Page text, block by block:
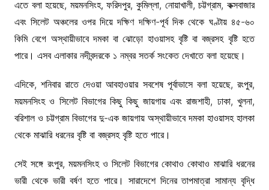
এতে বলা হয়েছে, ময়মনসিংহ, ফরিদপুর, কুমিল্লা, নোয়াখালী, চট্টগ্রাম, কক্সবাজার
এবং সিলেট অঞ্চলের ওপর দিয়ে দক্ষিণ দক্ষিণ-পূর্ব দিক থেকে ঘণ্টায় ৪৫-৬০
কিমি বেগে অস্থায়ীভাবে দমকা বা ঝোড়ো হাওয়াসহ বৃষ্টি বা বজ্রসহ বৃষ্টি হতে
পারে। এসব এলাকার নদীবন্দরকে ১ নম্বর সতর্ক সংকেত দেখাতে বলা হয়েছে।
এদিকে, শনিবার রাতে দেওয়া আবহাওয়ার সবশেষ পূর্বাভাসে বলা হয়েছে, রংপুর,
ময়মনসিংহ ও সিলেট বিভাগের কিছু কিছু জায়গায় এবং রাজশাহী, ঢাকা, খুলনা,
বরিশাল ও চট্টগ্রাম বিভাগের দু-এক জায়গায় অস্থায়ীভাবে দমকা হাওয়াসহ হালকা
থেকে মাঝারি ধরনের বৃষ্টি বা বজ্রসহ বৃষ্টি হতে পারে।
সেই সঙ্গে রংপুর, ময়মনসিংহ ও সিলেট বিভাগের কোথাও কোথাও মাঝারি ধরনের
ভারী থেকে ভারী বর্ষণ হতে পারে। সারাদেশে দিনের তাপমাত্রা সামান্য বৃদ্ধি